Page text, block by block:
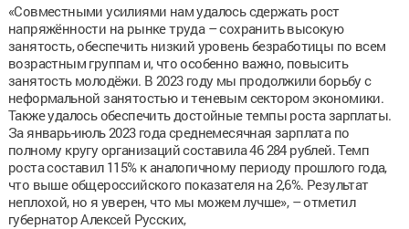
«Совместными усилиями нам удалось сдержать рост
напряжённости на рынке труда – сохранить высокую
занятость, обеспечить низкий уровень безработицы по всем
возрастным группам и, что особенно важно, повысить
занятость молодёжи. В 2023 году мы продолжили борьбу с
неформальной занятостью и теневым сектором экономики.
Также удалось обеспечить достойные темпы роста зарплаты.
За январь-июль 2023 года среднемесячная зарплата по
полному кругу организаций составила 46 284 рублей. Темп
роста составил 115% к аналогичному периоду прошлого года,
что выше общероссийского показателя на 2,6%. Результат
неплохой, но я уверен, что мы можем лучше», – отметил
губернатор Алексей Русских,